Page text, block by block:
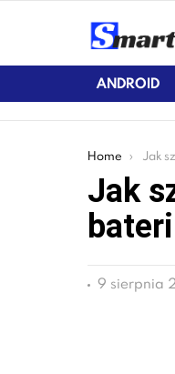
ANDROID
You are here:
Home Jak
Jak
9 sierpnia